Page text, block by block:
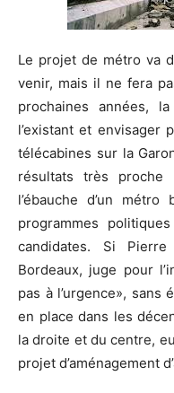
Le projet de métro va
venir, mais il ne fera
prochaines années,
l’existant et envisager
télécabines sur la
résultats très proche
l’ébauche d’un
programmes
candidates. Si
Bordeaux, juge pour
pas à l’urgence»,
en place dans les
la droite et du centre,
projet d’aménagement